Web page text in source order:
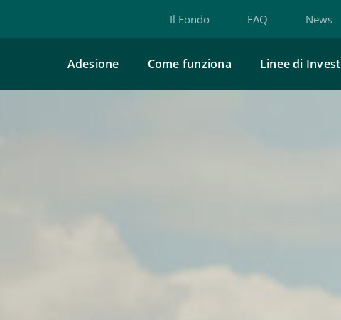
Il Fondo FAQ News
Adesione Come funziona Linee di